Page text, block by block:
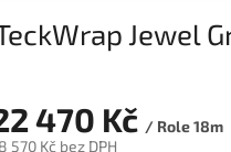
Jewel
470 Kč / Role 18m
570 Kč bez DPH